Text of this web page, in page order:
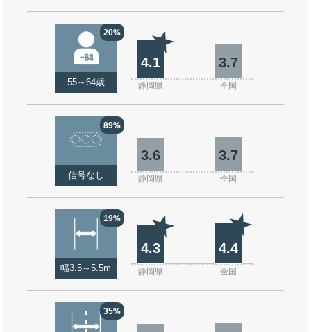
20%
55～64歳
4.1 3.7
静岡県 全国
89%
信号なし
3.6 3.7
静岡県 全国
19%
幅3.5～5.5m
4.3 4.4
静岡県 全国
35%